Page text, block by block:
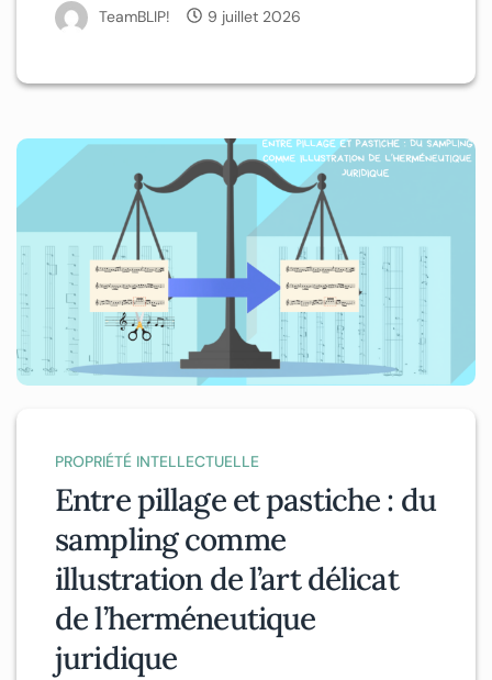
TeamBLIP! 9 juillet 2026
PROPRIÉTÉ INTELLECTUELLE
Entre pillage et pastiche : du
sampling comme
illustration de l’art délicat
de l’herméneutique
juridique